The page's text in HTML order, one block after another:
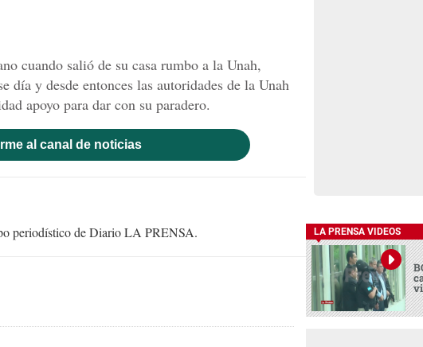
cuando salió de su casa rumbo a la Unah,
día y desde entonces las autoridades de la Unah
apoyo para dar con su paradero.
al canal de noticias
periodístico de Diario LA PRENSA. LA PRENSA VIDEOS